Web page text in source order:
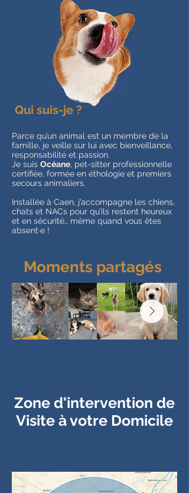
Qui suis-je ?
Parce qu’un animal est un membre de la
famille, je veille sur lui avec bienveillance,
responsabilité et passion.
Je suis Océane, pet-sitter professionnelle
certifiée, formée en éthologie et premiers
secours animaliers.
Installée à Caen, j’accompagne les chiens,
chats et NACs pour qu’ils restent heureux
et en sécurité… même quand vous êtes
absent·e !
Moments partagés
Zone d'intervention de
Visite à votre Domicile